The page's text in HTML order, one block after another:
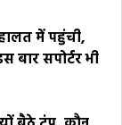
में पहुंची,
बार सपोर्टर भी